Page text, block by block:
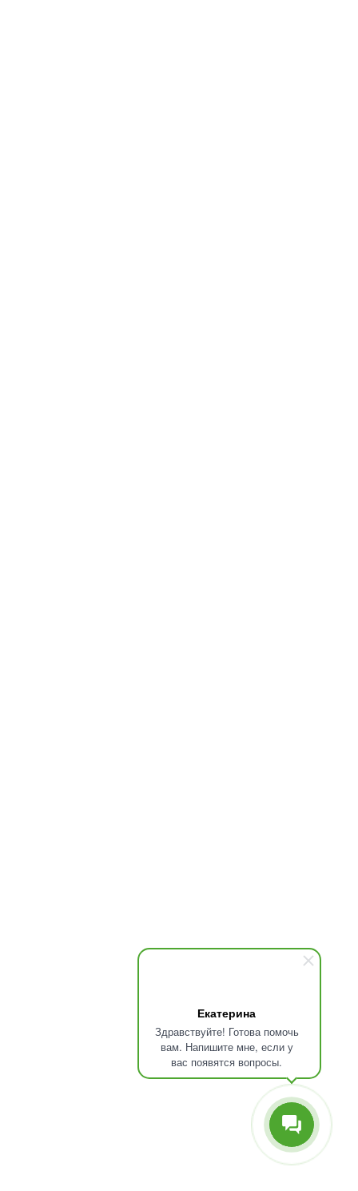
Екатерина
Здравствуйте! Готова помочь
вам. Напишите мне, если у
вас появятся вопросы.